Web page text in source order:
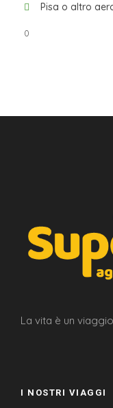
Pisa o altro
0
La vita è un
I NOSTRI VIAGGI